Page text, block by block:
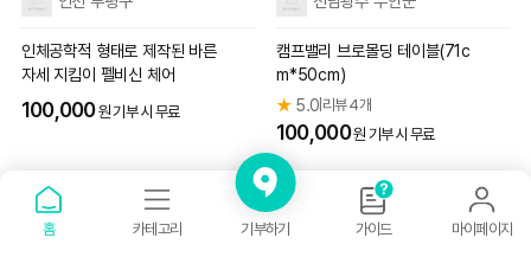
인체공학적 형태로 제작된 바른
자세 지킴이 펠비신 체어
100,000원 기부 시 무료
캠프밸리 브로몰딩 테이블(71c
m*50cm)
★ 5.0 리뷰 4개
100,000원 기부 시 무료
홈 카테고리 기부하기 가이드 마이페이지